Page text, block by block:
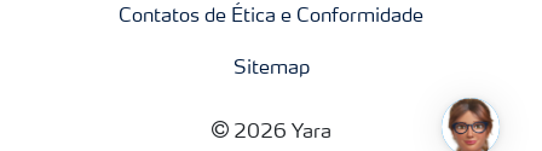
Contatos de Ética e Conformidade
Sitemap
2026 Yara